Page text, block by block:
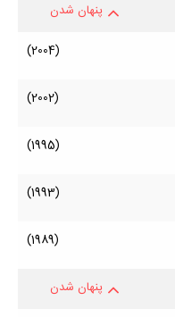
پنهان شدن
(2004)
(2002)
(1995)
(1993)
(1989)
پنهان شدن